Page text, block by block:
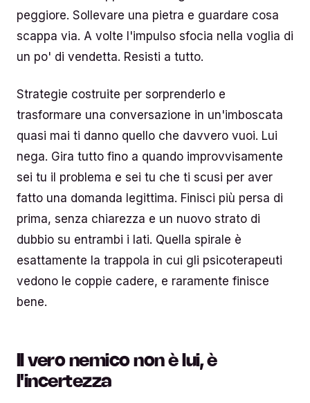
peggiore. Sollevare una pietra e guardare cosa
scappa via. A volte l'impulso sfocia nella voglia di
un po' di vendetta. Resisti a tutto.
Strategie costruite per sorprenderlo e
trasformare una conversazione in un'imboscata
quasi mai ti danno quello che davvero vuoi. Lui
nega. Gira tutto fino a quando improvvisamente
sei tu il problema e sei tu che ti scusi per aver
fatto una domanda legittima. Finisci più persa di
prima, senza chiarezza e un nuovo strato di
dubbio su entrambi i lati. Quella spirale è
esattamente la trappola in cui gli psicoterapeuti
vedono le coppie cadere, e raramente finisce
bene.
Il vero nemico non è lui, è
l'incertezza